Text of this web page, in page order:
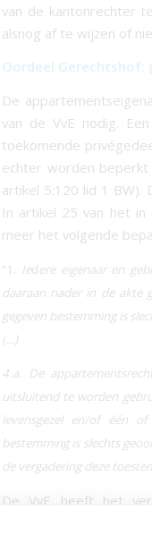
van de kantonrechter
alsnog af te wijzen of
Oordeel Gerechtshof:
De
van de VvE nodig.
toekomende
echter worden
artikel 5:120 lid 1 BW).
In artikel 25 van het in
meer het volgende
“1. Iedere eigenaar en
daaraan nader in de akte
gegeven bestemming is
(…)
4.a. De
uitsluitend te worden
levensgezel en/of één
bestemming is slechts
de vergadering deze
De VvE heeft het